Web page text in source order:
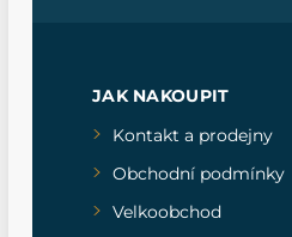
JAK NAKOUPIT
Kontakt a prodejny
Obchodní podmínky
Velkoobchod